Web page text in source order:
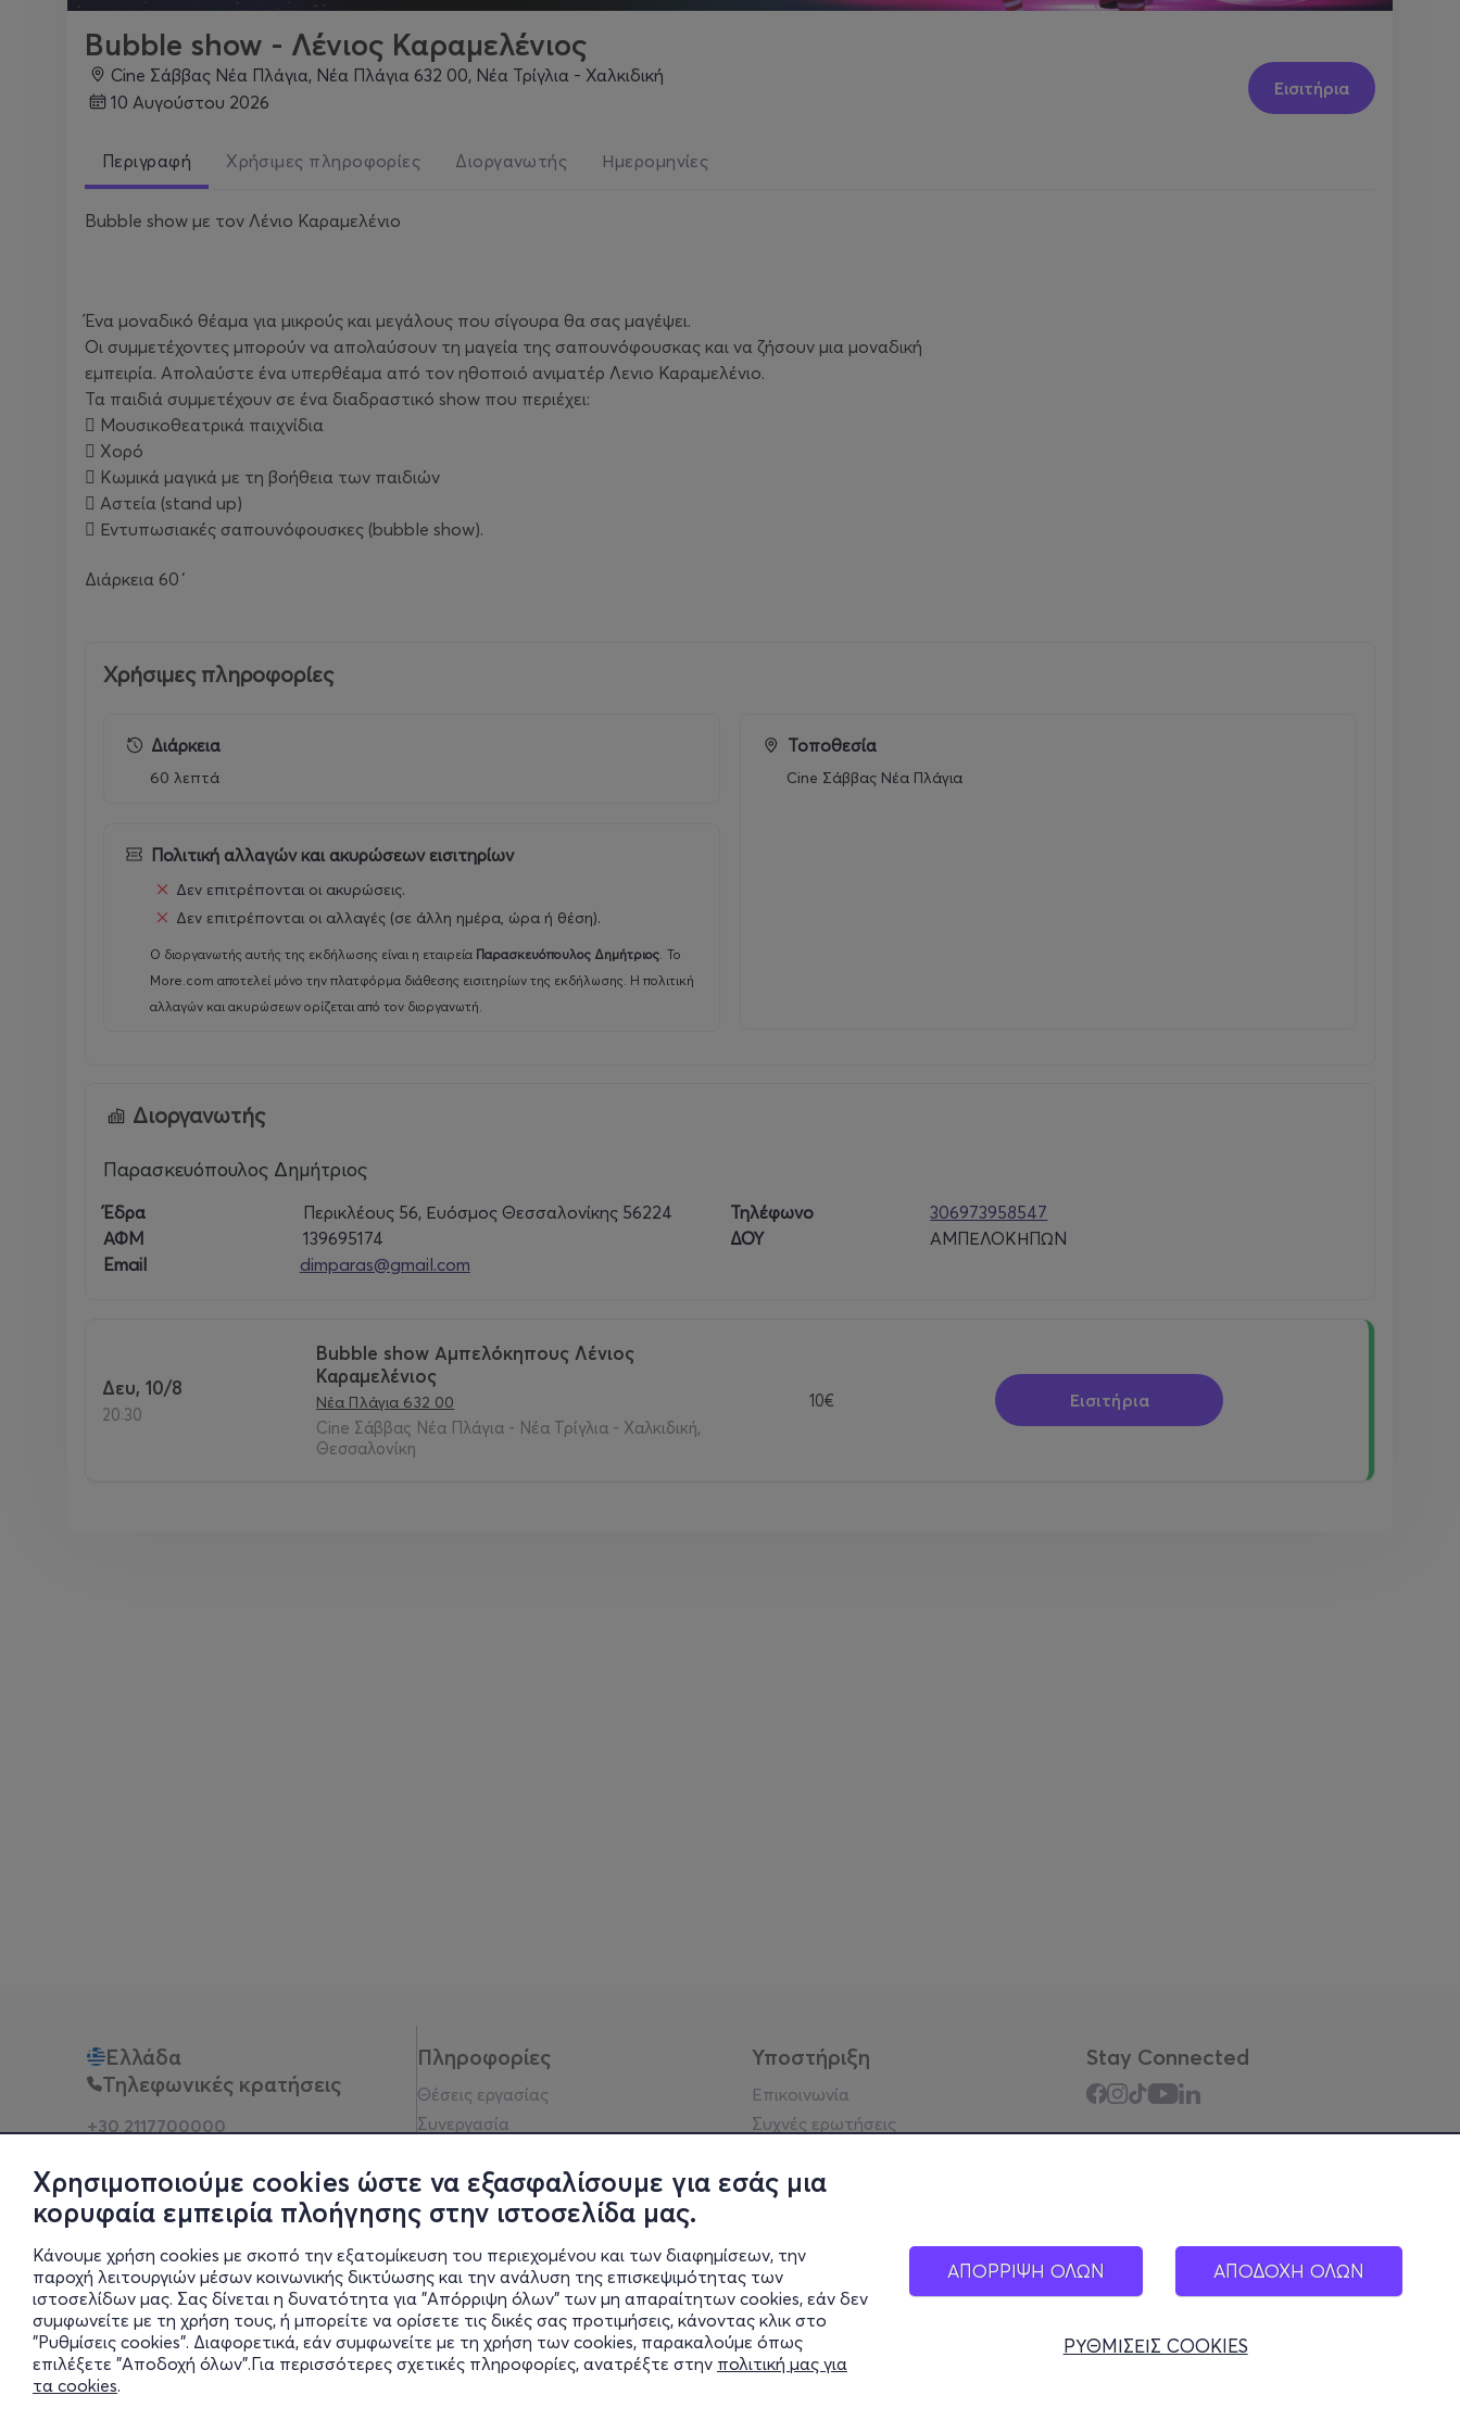
Χρησιμοποιούμε cookies ώστε να εξασφαλίσουμε για εσάς μια
κορυφαία εμπειρία πλοήγησης στην ιστοσελίδα μας.
Κάνουμε χρήση cookies με σκοπό την εξατομίκευση του περιεχομένου και των διαφημίσεων, την
παροχή λειτουργιών μέσων κοινωνικής δικτύωσης και την ανάλυση της επισκεψιμότητας των
ιστοσελίδων μας. Σας δίνεται η δυνατότητα για "Απόρριψη όλων" των μη απαραίτητων cookies, εάν δεν
συμφωνείτε με τη χρήση τους, ή μπορείτε να ορίσετε τις δικές σας προτιμήσεις, κάνοντας κλικ στο
"Ρυθμίσεις cookies". Διαφορετικά, εάν συμφωνείτε με τη χρήση των cookies, παρακαλούμε όπως
επιλέξετε "Αποδοχή όλων".Για περισσότερες σχετικές πληροφορίες, ανατρέξτε στην πολιτική μας για
τα cookies.
ΑΠΟΡΡΙΨΗ ΟΛΩΝ ΑΠΟΔΟΧΗ ΟΛΩΝ
ΡΥΘΜΙΣΕΙΣ COOKIES
Bubble show - Λένιος Καραμελένιος
Cine Σάββας Νέα Πλάγια, Νέα Πλάγια 632 00, Νέα Τρίγλια - Χαλκιδική
10 Αυγούστου 2026
Εισιτήρια
Περιγραφή Χρήσιμες πληροφορίες Διοργανωτής Ημερομηνίες
Bubble show με τον Λένιο Καραμελένιο
Ένα μοναδικό θέαμα για μικρούς και μεγάλους που σίγουρα θα σας μαγέψει.
Οι συμμετέχοντες μπορούν να απολαύσουν τη μαγεία της σαπουνόφουσκας και να ζήσουν μια μοναδική
εμπειρία. Απολαύστε ένα υπερθέαμα από τον ηθοποιό ανιματέρ Λενιο Καραμελένιο.
Τα παιδιά συμμετέχουν σε ένα διαδραστικό show που περιέχει:
 Μουσικοθεατρικά παιχνίδια
 Χορό
 Κωμικά μαγικά με τη βοήθεια των παιδιών
 Αστεία (stand up)
 Εντυπωσιακές σαπουνόφουσκες (bubble show).
Διάρκεια 60΄
Χρήσιμες πληροφορίες
Διάρκεια
60 λεπτά
Πολιτική αλλαγών και ακυρώσεων εισιτηρίων
Δεν επιτρέπονται οι ακυρώσεις.
Δεν επιτρέπονται οι αλλαγές (σε άλλη ημέρα, ώρα ή θέση).
Ο διοργανωτής αυτής της εκδήλωσης είναι η εταιρεία Παρασκευόπουλος Δημήτριος. Το
More.com αποτελεί μόνο την πλατφόρμα διάθεσης εισιτηρίων της εκδήλωσης. Η πολιτική
αλλαγών και ακυρώσεων ορίζεται από τον διοργανωτή.
Τοποθεσία
Cine Σάββας Νέα Πλάγια
Διοργανωτής
Παρασκευόπουλος Δημήτριος
Έδρα Περικλέους 56, Ευόσμος Θεσσαλονίκης 56224 Τηλέφωνο
306973958547
ΑΦΜ
139695174 ΔΟΥ
ΑΜΠΕΛΟΚΗΠΩΝ
Email
dimparas@gmail.com
Δευ, 10/8
20:30
Bubble show Αμπελόκηπους Λένιος
Καραμελένιος
Νέα Πλάγια 632 00
Cine Σάββας Νέα Πλάγια - Νέα Τρίγλια - Χαλκιδική,
Θεσσαλονίκη
10€ Εισιτήρια
Ελλάδα
Τηλεφωνικές κρατήσεις
+30 2117700000
Φυσικά σημεία
Πληροφορίες
Θέσεις εργασίας
Συνεργασία
Πολιτική απορρήτου
Νομική σημείωση
Blog
Οικονομικά στοιχεία
Πολιτικές Εταιρείας
Έκθεση Διαφάνειας
Υποστήριξη
Επικοινωνία
Συχνές ερωτήσεις
Υπηρεσίες
Σύνδεση reseller
Stay Connected